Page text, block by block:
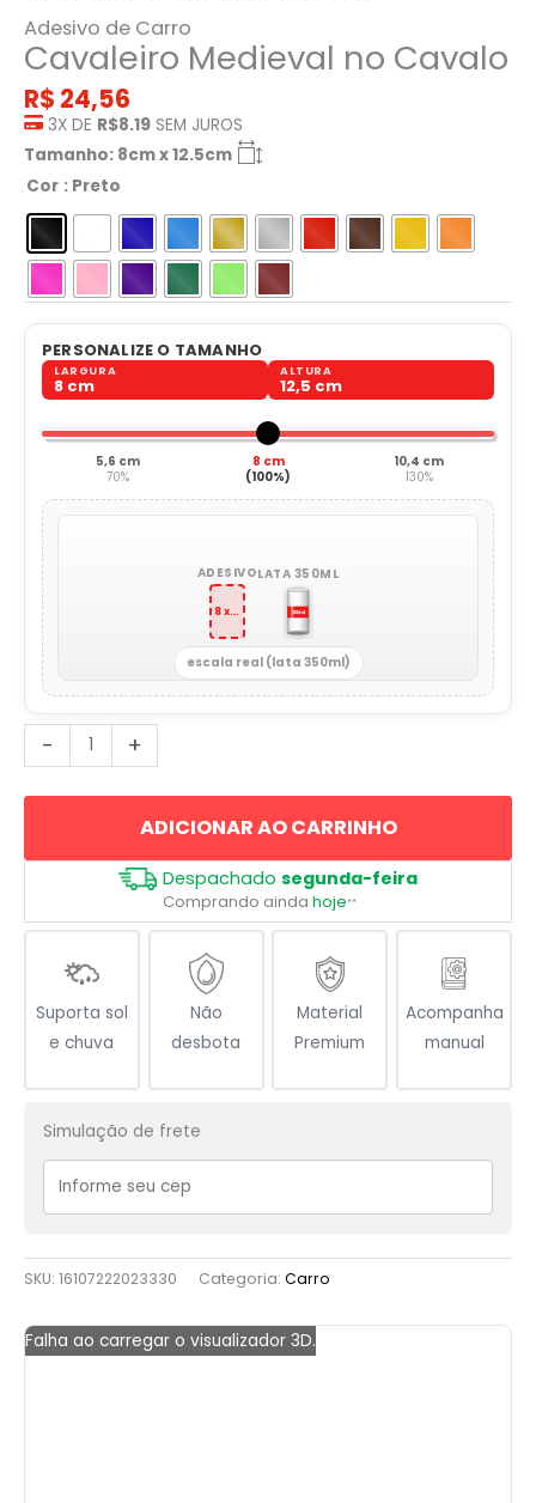
Adesivo de Carro
Cavaleiro Medieval no Cavalo
R$ 24,56
3X DE R$8.19 SEM JUROS
Tamanho: 8cm x 12.5cm
Cor : Preto
PERSONALIZE O TAMANHO
LARGURA
8 cm
ALTURA
12,5 cm
5,6 cm
70%
8 cm
(100%)
10,4 cm
130%
ADESIVO
8 x 12,5 cm
LATA 350ML
escala real (lata 350ml)
-
Cavaleiro
Medieval
no
quantidade
+
ADICIONAR AO CARRINHO
Despachado segunda-feira
Comprando ainda hoje**
Suporta sol
e chuva
Não
desbota
Material
Premium
Acompanha
manual
Simulação de frete
SKU: 16107222023330 Categoria: Carro
Falha ao carregar o visualizador 3D.